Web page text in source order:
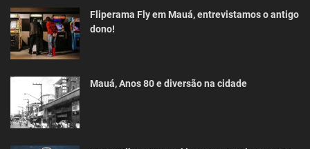
Fliperama Fly em Mauá, entrevistamos o antigo
dono!
Mauá, Anos 80 e diversão na cidade